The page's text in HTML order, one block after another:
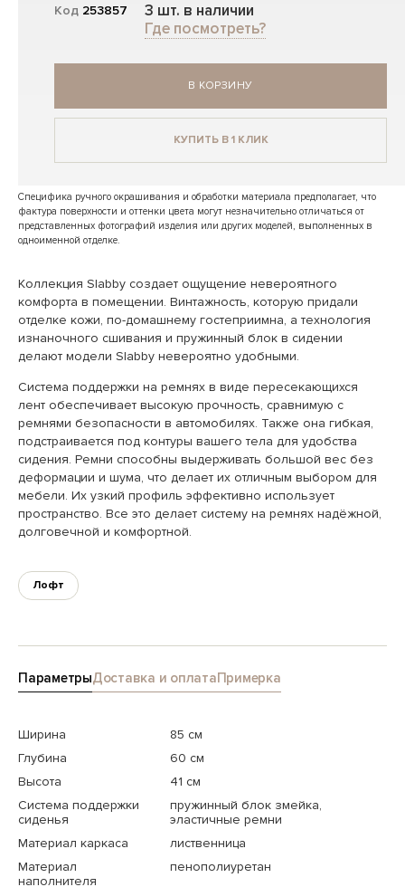
Код 253857
3 шт. в наличии
Где посмотреть?
В КОРЗИНУ
КУПИТЬ В 1 КЛИК
Специфика ручного окрашивания и обработки материала предполагает, что
фактура поверхности и оттенки цвета могут незначительно отличаться от
представленных фотографий изделия или других моделей, выполненных в
одноименной отделке.
Коллекция Slabby создает ощущение невероятного
комфорта в помещении. Винтажность, которую придали
отделке кожи, по-домашнему гостеприимна, а технология
изнаночного сшивания и пружинный блок в сидении
делают модели Slabby невероятно удобными.
Система поддержки на ремнях в виде пересекающихся
лент обеспечивает высокую прочность, сравнимую с
ремнями безопасности в автомобилях. Также она гибкая,
подстраивается под контуры вашего тела для удобства
сидения. Ремни способны выдерживать большой вес без
деформации и шума, что делает их отличным выбором для
мебели. Их узкий профиль эффективно использует
пространство. Все это делает систему на ремнях надёжной,
долговечной и комфортной.
Лофт
ПараметрыДоставка и оплатаПримерка
Ширина
85 см
Глубина
60 см
Высота
41 см
Система поддержки
сиденья
пружинный блок змейка,
эластичные ремни
Материал каркаса
лиственница
Материал
наполнителя
пенополиуретан